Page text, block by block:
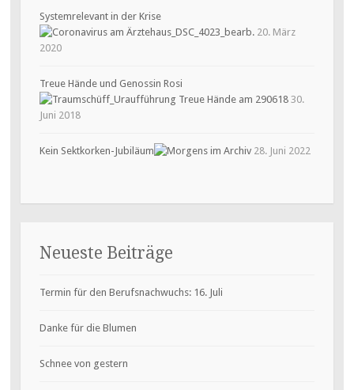
Systemrelevant in der Krise
20. März
2020
Treue Hände und Genossin Rosi
30.
Juni 2018
Kein Sektkorken-Jubiläum 28. Juni 2022
Neueste Beiträge
Termin für den Berufsnachwuchs: 16. Juli
Danke für die Blumen
Schnee von gestern